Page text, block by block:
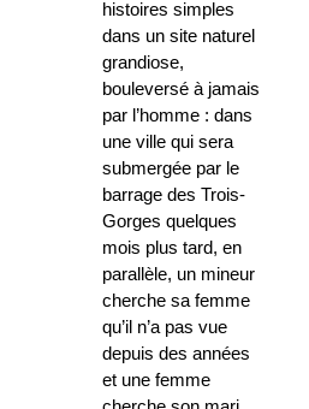
histoires simples
dans un site naturel
grandiose,
bouleversé à jamais
par l’homme : dans
une ville qui sera
submergée par le
barrage des Trois-
Gorges quelques
mois plus tard, en
parallèle, un mineur
cherche sa femme
qu’il n’a pas vue
depuis des années
et une femme